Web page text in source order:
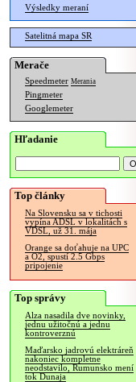
Výsledky meraní
Satelitná mapa SR
Merače
Speedmeter Merania
Pingmeter
Googlemeter
Hľadanie
Top články
Na Slovensku sa v tichosti
vypína ADSL v lokalitách s
VDSL, už 31. mája
Orange sa doťahuje na UPC
a O2, spustí 2.5 Gbps
pripojenie
Top správy
Alza nasadila dve novinky,
jednu užitočnú a jednu
kontroverznú
Maďarsko jadrovú elektráreň
nakoniec kompletne
neodstavilo, Rumunsko mení
tok Dunaja